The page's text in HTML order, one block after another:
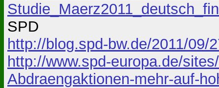
SPD
http://blog.spd-bw.de/2011/09/
http://www.spd-europa.de/
Abdraengaktionen-mehr-auf-